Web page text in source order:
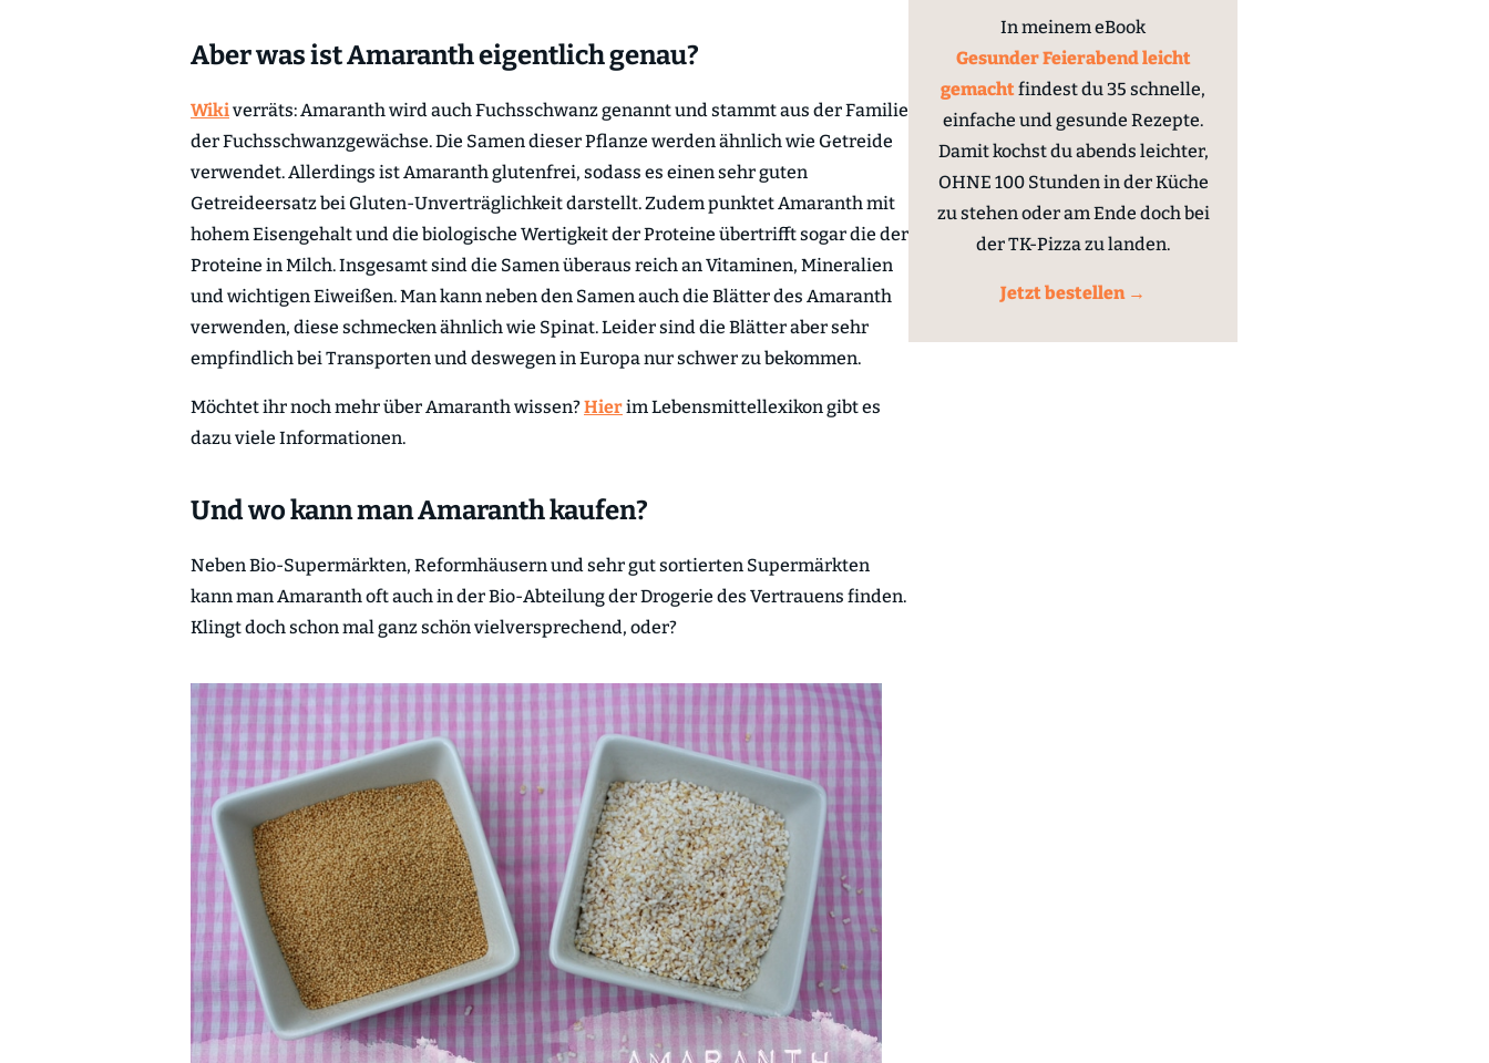
Aber was ist Amaranth eigentlich genau?
Wikiverräts: Amaranth wird auch Fuchsschwanz genannt und stammt aus der Familie
der Fuchsschwanzgewächse. Die Samen dieser Pflanze werden ähnlich wie Getreide
verwendet. Allerdings ist Amaranth glutenfrei, sodass es einen sehr guten
Getreideersatz bei Gluten-Unverträglichkeit darstellt. Zudem punktet Amaranth mit
hohem Eisengehalt und die biologische Wertigkeit der Proteine übertrifft sogar die der
Proteine in Milch. Insgesamt sind die Samen überaus reich an Vitaminen, Mineralien
und wichtigen Eiweißen. Man kann neben den Samen auch die Blätter des Amaranth
verwenden, diese schmecken ähnlich wie Spinat. Leider sind die Blätter aber sehr
empfindlich bei Transporten und deswegen in Europa nur schwer zu bekommen.
Möchtet ihr noch mehr über Amaranth wissen?Hierim Lebensmittellexikon gibt es
dazu viele Informationen.
Und wo kann man Amaranth kaufen?
Neben Bio-Supermärkten, Reformhäusern und sehr gut sortierten Supermärkten
kann man Amaranth oft auch in der Bio-Abteilung der Drogerie des Vertrauens finden.
Klingt doch schon mal ganz schön vielversprechend, oder?
In meinem eBook
Gesunder Feierabend leicht
gemachtfindest du 35 schnelle,
einfache und gesunde Rezepte.
Damit kochst du abends leichter,
OHNE 100 Stunden in der Küche
zu stehen oder am Ende doch bei
der TK-Pizza zu landen.
Jetzt bestellen →